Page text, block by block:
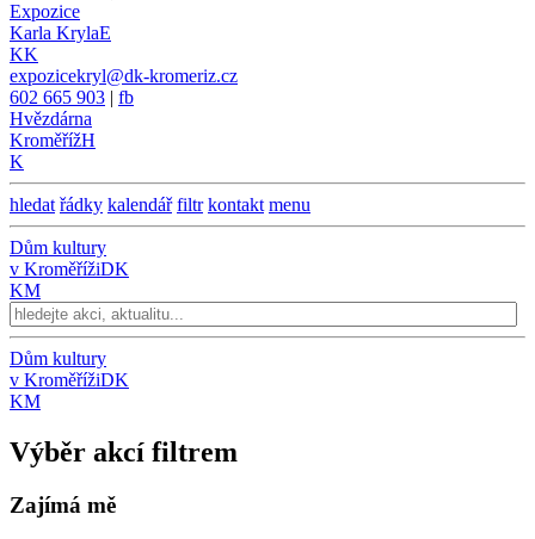
Expozice
Karla KrylaE
KK
expozicekryl@dk-kromeriz.cz
602 665 903 | fb
Hvězdárna
KroměřížH
K
hledat řádky kalendář filtr kontakt menu
Dům kultury
v KroměřížiDK
KM
Dům kultury
v KroměřížiDK
KM
Výběr akcí filtrem
Zajímá mě